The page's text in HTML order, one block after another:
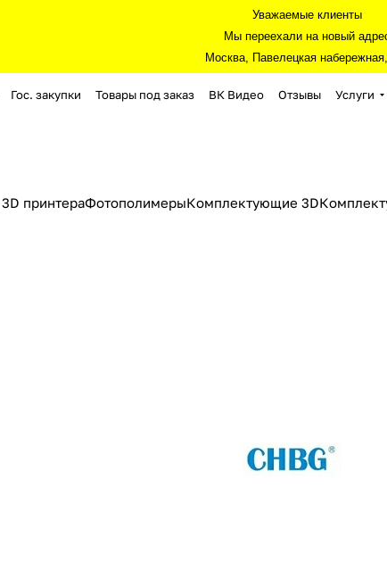
Уважаемые клиенты
Мы переехали на новый
Москва, Павелецкая
Гос. закупки Товары под заказ ВК Видео Отзывы Услуги
принтераФотополимерыКомплектующие 3D